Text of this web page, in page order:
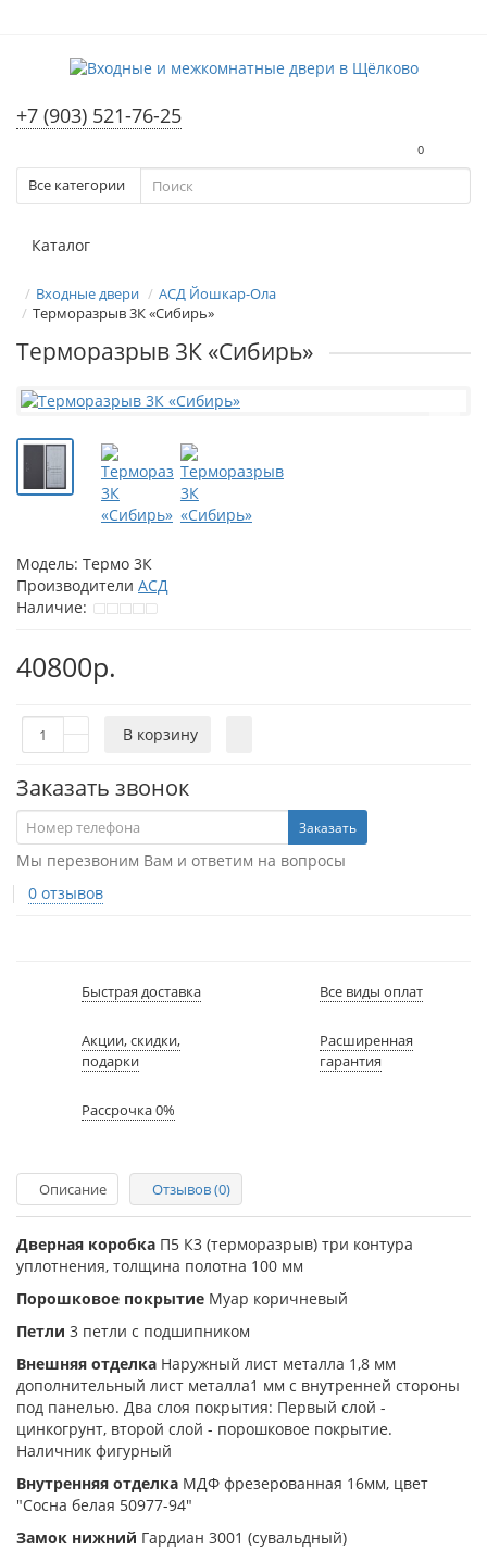
+7 (903) 521-76-25
0
Все категории
Каталог
Входные двери
АСД Йошкар-Ола
Терморазрыв 3К «Сибирь»
Терморазрыв 3К «Сибирь»
Модель: Термо 3К
Производители АСД
Наличие:
40800р.
В корзину
Заказать звонок
Заказать
Мы перезвоним Вам и ответим на вопросы
0 отзывов
Быстрая доставка Все виды оплат
Акции, скидки,
подарки
Расширенная
гарантия
Рассрочка 0%
Описание Отзывов (0)
Дверная коробка П5 К3 (терморазрыв) три контура
уплотнения, толщина полотна 100 мм
Порошковое покрытие Муар коричневый
Петли 3 петли с подшипником
Внешняя отделка Наружный лист металла 1,8 мм
дополнительный лист металла1 мм с внутренней стороны
под панелью. Два слоя покрытия: Первый слой -
цинкогрунт, второй слой - порошковое покрытие.
Наличник фигурный
Внутренняя отделка МДФ фрезерованная 16мм, цвет
"Сосна белая 50977-94"
Замок нижний Гардиан 3001 (сувальдный)